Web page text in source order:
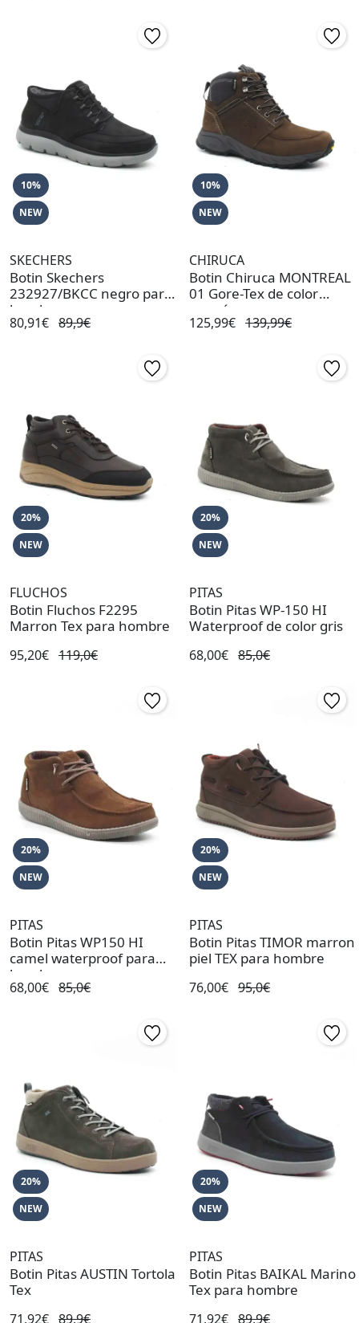
10%
NEW
SKECHERS
Botin Skechers
232927/BKCC negro para
hombre
80,91€ 89,9€
10%
NEW
CHIRUCA
Botin Chiruca MONTREAL
01 Gore-Tex de color
marrón
125,99€ 139,99€
20%
NEW
FLUCHOS
Botin Fluchos F2295
Marron Tex para hombre
95,20€ 119,0€
20%
NEW
PITAS
Botin Pitas WP-150 HI
Waterproof de color gris
68,00€ 85,0€
20%
NEW
PITAS
Botin Pitas WP150 HI
camel waterproof para
hombre
68,00€ 85,0€
20%
NEW
PITAS
Botin Pitas TIMOR marron
piel TEX para hombre
76,00€ 95,0€
20%
NEW
PITAS
Botin Pitas AUSTIN Tortola
Tex
71,92€ 89,9€
20%
NEW
PITAS
Botin Pitas BAIKAL Marino
Tex para hombre
71,92€ 89,9€